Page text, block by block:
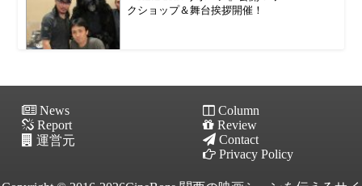
クショップ＆舞台挨拶開催！
News
Column
Report
Review
運営元
Contact
Privacy Policy